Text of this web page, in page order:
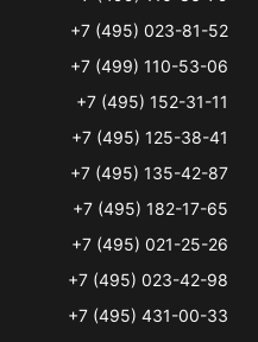
+7 (495) 023-81-52
+7 (499) 110-53-06
+7 (495) 152-31-11
+7 (495) 125-38-41
+7 (495) 135-42-87
+7 (495) 182-17-65
+7 (495) 021-25-26
+7 (495) 023-42-98
+7 (495) 431-00-33